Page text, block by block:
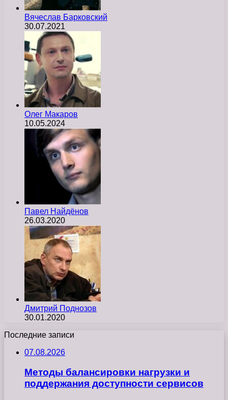
Вячеслав Барковский
30.07.2021
Олег Макаров
10.05.2024
Павел Найдёнов
26.03.2020
Дмитрий Поднозов
30.01.2020
Последние записи
07.08.2026
Методы балансировки нагрузки и
поддержания доступности сервисов